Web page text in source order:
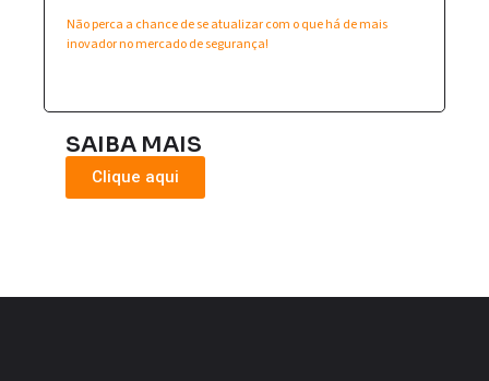
Não perca a chance de se atualizar com o que há de mais
inovador no mercado de segurança!
SAIBA MAIS
Clique aqui